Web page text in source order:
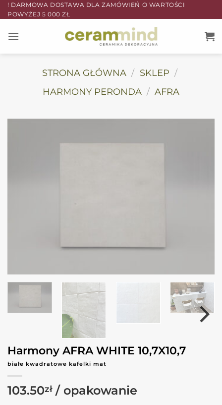
Przewiń
do
! DARMOWA DOSTAWA DLA ZAMÓWIEŃ O WARTOŚCI
POWYŻEJ 5 000 ZŁ
STRONA GŁÓWNA / SKLEP /
HARMONY PERONDA / AFRA
Harmony AFRA WHITE 10,7X10,7
białe kwadratowe kafelki mat
103.50zł